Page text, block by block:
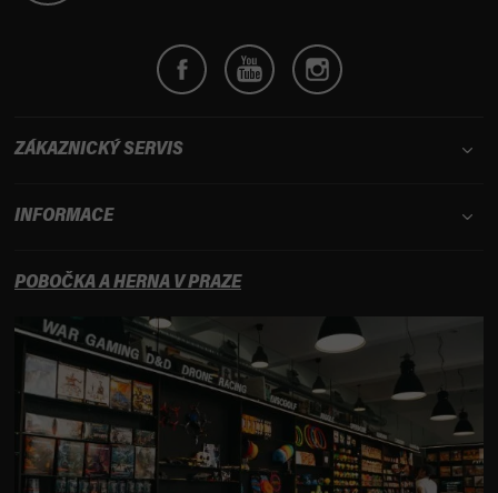
ZÁKAZNICKÝ SERVIS
INFORMACE
POBOČKA A HERNA V PRAZE